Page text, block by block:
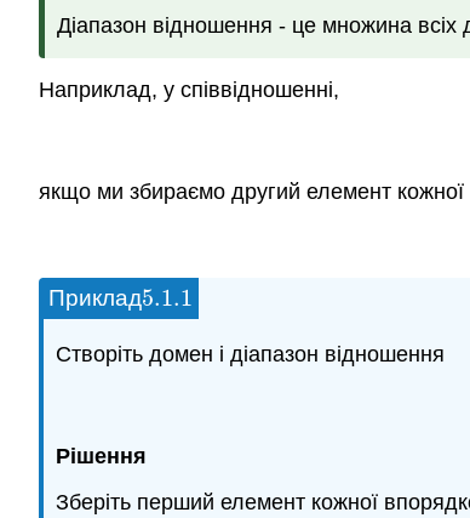
Діапазон відношення - це множина всіх
Наприклад, у співвідношенні,
якщо ми збираємо другий елемент кожної
Приклад5.1.1
5.1.1
Створіть домен і діапазон відношення
Рішення
Зберіть перший елемент кожної